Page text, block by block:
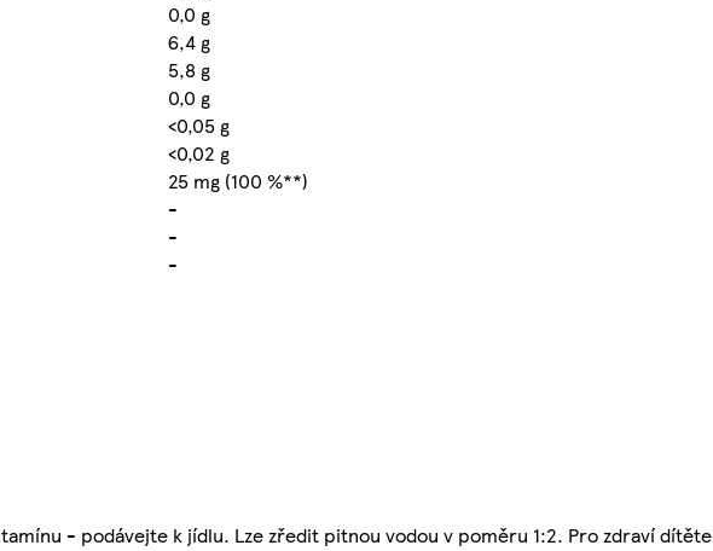
0,0 g
6,4 g
5,8 g
0,0 g
<0,05 g
<0,02 g
25 mg (100 %**)
-
-
-
- podávejte k jídlu. Lze zředit pitnou vodou v poměru 1:2. Pro zdraví dítěte